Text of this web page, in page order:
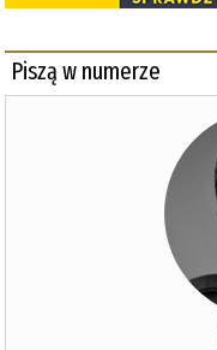
Piszą w numerze